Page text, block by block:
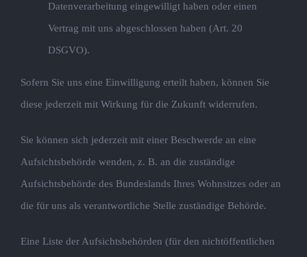
Datenverarbeitung eingewilligt haben oder einen
Vertrag mit uns abgeschlossen haben (Art. 20
DSGVO).
Sofern Sie uns eine Einwilligung erteilt haben, können Sie
diese jederzeit mit Wirkung für die Zukunft widerrufen.
Sie können sich jederzeit mit einer Beschwerde an eine
Aufsichtsbehörde wenden, z. B. an die zuständige
Aufsichtsbehörde des Bundeslands Ihres Wohnsitzes oder an
die für uns als verantwortliche Stelle zuständige Behörde.
Eine Liste der Aufsichtsbehörden (für den nichtöffentlichen